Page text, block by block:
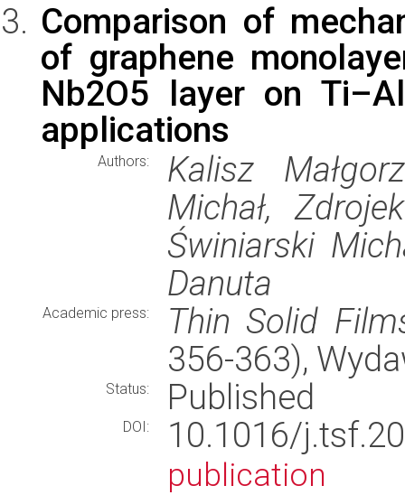
Comparison of
of graphene
Nb2O5 layer on
applications
Authors:
Kalisz
Michał,
Świniarski
Danuta
Academic press:
Thin Solid
356-363),
Status: Published
DOI: 10.1016/
publication